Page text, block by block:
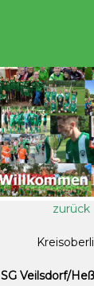
zurück
SG Veilsdorf/